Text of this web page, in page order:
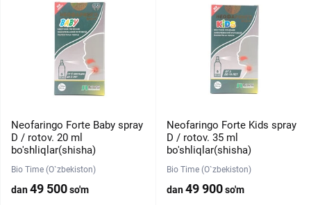
Neofaringo Forte Baby spray
D / rotov. 20 ml
bo'shliqlar(shisha)
Bio Time (O`zbekiston)
dan49 500so'm
Neofaringo Forte Kids spray
D / rotov. 35 ml
bo'shliqlar(shisha)
Bio Time (O`zbekiston)
dan49 900so'm